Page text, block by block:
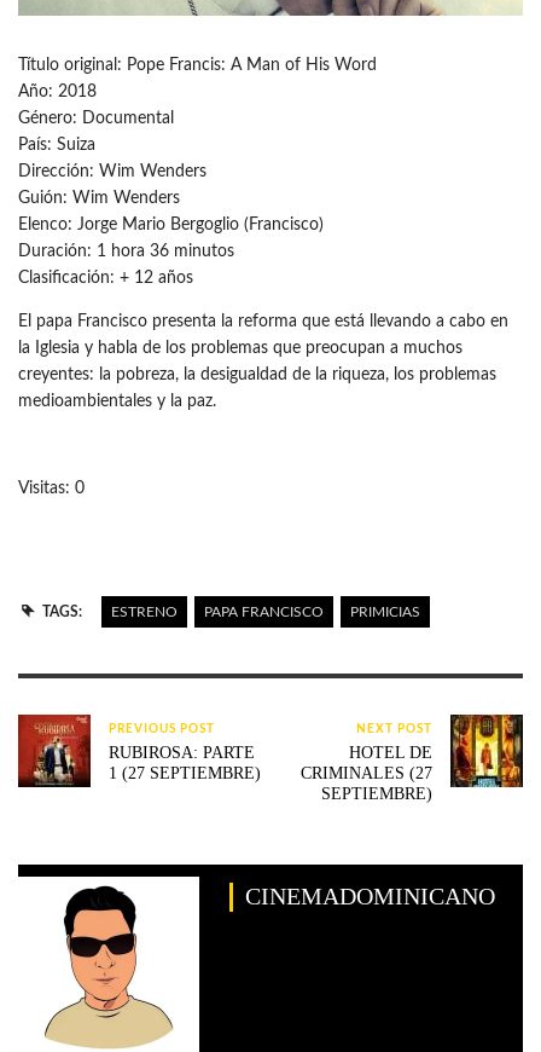
Título original: Pope Francis: A Man of His Word
Año: 2018
Género: Documental
País: Suiza
Dirección: Wim Wenders
Guión: Wim Wenders
Elenco: Jorge Mario Bergoglio (Francisco)
Duración: 1 hora 36 minutos
Clasificación: + 12 años
El papa Francisco presenta la reforma que está llevando a cabo en
la Iglesia y habla de los problemas que preocupan a muchos
creyentes: la pobreza, la desigualdad de la riqueza, los problemas
medioambientales y la paz.
Visitas: 0
TAGS: ESTRENO PAPA FRANCISCO PRIMICIAS
PREVIOUS POST
RUBIROSA: PARTE
1 (27 SEPTIEMBRE)
NEXT POST
HOTEL DE
CRIMINALES (27
SEPTIEMBRE)
CINEMADOMINICANO